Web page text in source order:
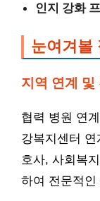
인지 강화
눈여겨볼
지역 연계 및
협력 병원 연
강복지센터
호사, 사회복
하여 전문적